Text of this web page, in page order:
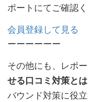
ポートにてご確認く
会員登録して見る
ーーーーーー
その他にも、レポ
せる口コミ対策と
バウンド対策に役